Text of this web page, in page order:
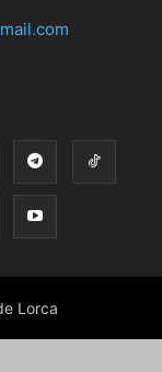
Lorca